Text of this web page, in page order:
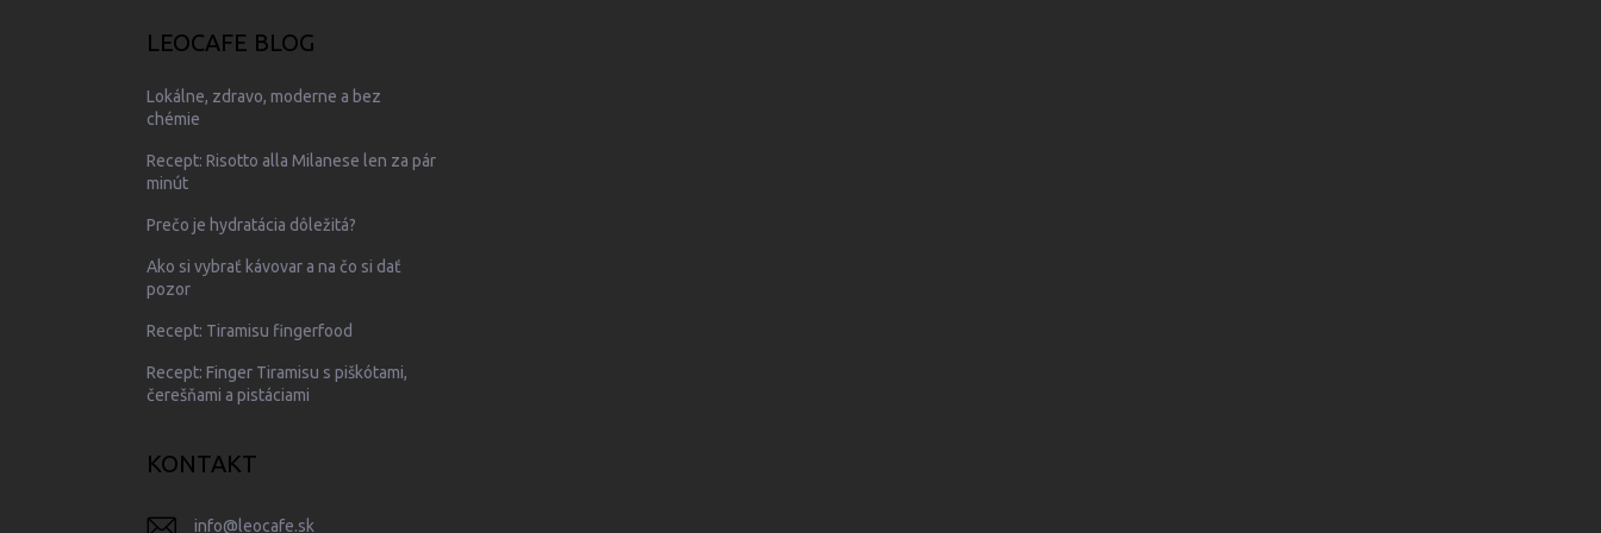
LEOCAFE BLOG
Lokálne, zdravo, moderne a bez
chémie
Recept: Risotto alla Milanese len za pár
minút
Prečo je hydratácia dôležitá?
Ako si vybrať kávovar a na čo si dať
pozor
Recept: Tiramisu fingerfood
Recept: Finger Tiramisu s piškótami,
čerešňami a pistáciami
KONTAKT
info@leocafe.sk